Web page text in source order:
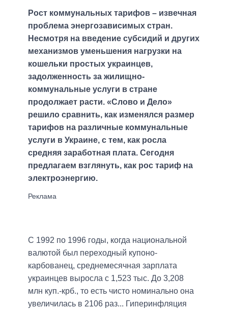
Рост коммунальных тарифов – извечная
проблема энергозависимых стран.
Несмотря на введение субсидий и других
механизмов уменьшения нагрузки на
кошельки простых украинцев,
задолженность за жилищно-
коммунальные услуги в стране
продолжает расти. «Слово и Дело»
решило сравнить, как изменялся размер
тарифов на различные коммунальные
услуги в Украине, с тем, как росла
средняя заработная плата. Сегодня
предлагаем взглянуть, как рос тариф на
электроэнергию.
С 1992 по 1996 годы, когда национальной
валютой был переходный купоно-
карбованец, среднемесячная зарплата
украинцев выросла с 1,523 тыс. До 3,208
млн куп.-крб., то есть чисто номинально она
увеличилась в 2106 раз... Гиперинфляция